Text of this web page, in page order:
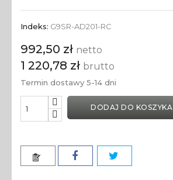
Indeks: G9SR-AD201-RC
992,50 zł netto
1 220,78 zł brutto
Termin dostawy 5-14 dni
DODAJ DO KOSZYKA